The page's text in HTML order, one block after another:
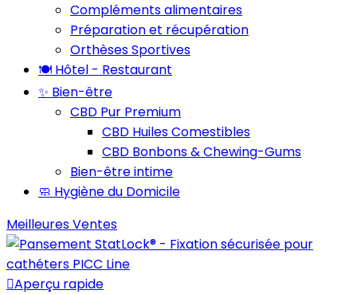
Compléments alimentaires
Préparation et récupération
Orthèses Sportives
🍽️ Hôtel - Restaurant
✨ Bien-être
CBD Pur Premium
CBD Huiles Comestibles
CBD Bonbons & Chewing-Gums
Bien-être intime
🧼 Hygiène du Domicile
Meilleures Ventes
Aperçu rapide